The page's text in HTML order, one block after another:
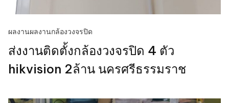
ผลงานผลงานกล้องวงจรปิด
ส่งงานติดตั้งกล้องวงจรปิด 4 ตัว
hikvision 2ล้าน นครศรีธรรมราช